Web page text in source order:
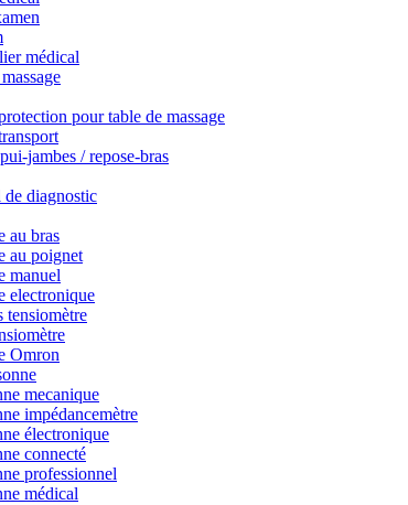
médical
pour table de massage
jambes / repose-bras
diagnostic
au bras
au poignet
manuel
electronique
tensiomètre
Omron
mecanique
impédancemètre
électronique
connecté
professionnel
médical